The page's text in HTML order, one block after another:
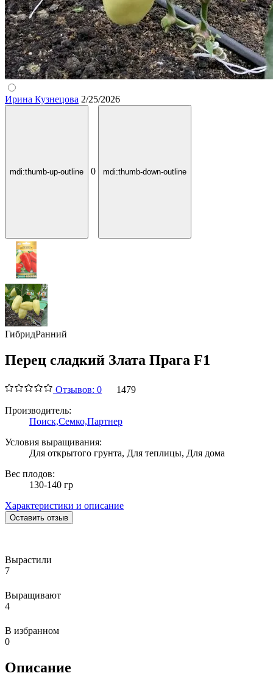
Ирина Кузнецова 2/25/2026
mdi:thumb-up-outline 0 mdi:thumb-down-outline
ГибридРанний
Перец сладкий Злата Прага F1
Отзывов: 0
1479
Производитель:
Поиск,Семко,Партнер
Условия выращивания:
Для открытого грунта, Для теплицы, Для дома
Вес плодов:
130-140 гр
Характеристики и описание
Оставить отзыв
Вырастили
7
Выращивают
4
В избранном
0
Описание